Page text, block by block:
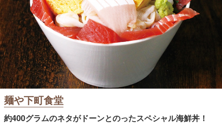
麺や下町食堂
約400グラムのネタがドーンとのったスペシャル海鮮丼！